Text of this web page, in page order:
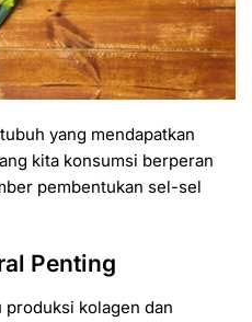
yang mendapatkan
kita konsumsi berperan
pembentukan sel-sel
Penting
produksi kolagen dan